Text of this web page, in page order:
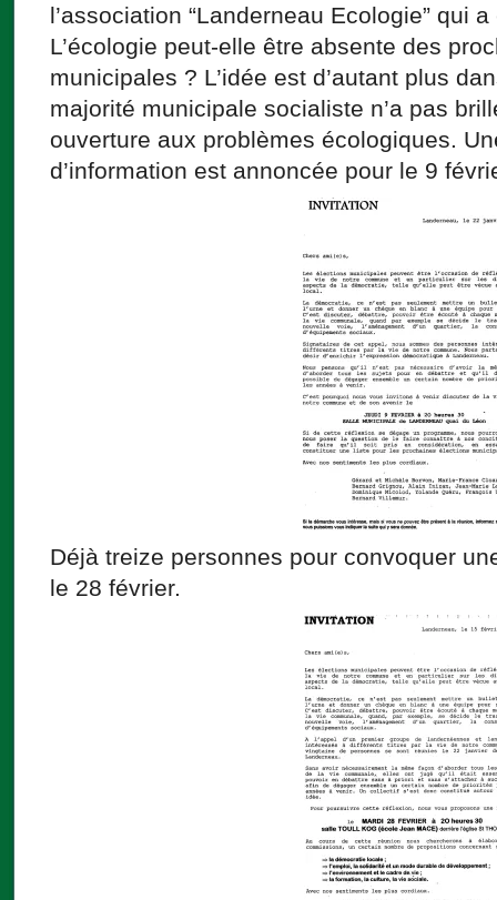
l’association “Landerneau Ecologie” qui
L’écologie peut-elle être absente des
municipales ? L’idée est d’autant plus
majorité municipale socialiste n’a pas
ouverture aux problèmes écologiques.
d’information est annoncée pour le 9
Déjà treize personnes pour convoquer
le 28 février.